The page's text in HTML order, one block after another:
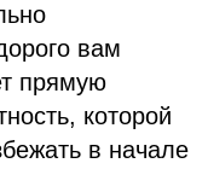
вам
прямую
которой
в начале